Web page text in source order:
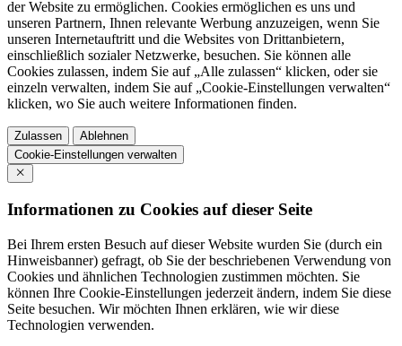
der Website zu ermöglichen. Cookies ermöglichen es uns und
unseren Partnern, Ihnen relevante Werbung anzuzeigen, wenn Sie
unseren Internetauftritt und die Websites von Drittanbietern,
einschließlich sozialer Netzwerke, besuchen. Sie können alle
Cookies zulassen, indem Sie auf „Alle zulassen“ klicken, oder sie
einzeln verwalten, indem Sie auf „Cookie-Einstellungen verwalten“
klicken, wo Sie auch weitere Informationen finden.
Zulassen
Ablehnen
Cookie-Einstellungen verwalten
Informationen zu Cookies auf dieser Seite
Bei Ihrem ersten Besuch auf dieser Website wurden Sie (durch ein
Hinweisbanner) gefragt, ob Sie der beschriebenen Verwendung von
Cookies und ähnlichen Technologien zustimmen möchten. Sie
können Ihre Cookie-Einstellungen jederzeit ändern, indem Sie diese
Seite besuchen. Wir möchten Ihnen erklären, wie wir diese
Technologien verwenden.